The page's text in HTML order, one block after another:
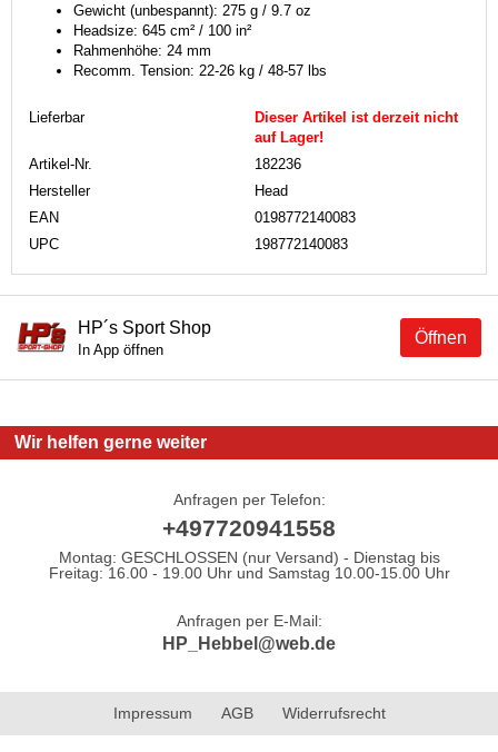
Gewicht (unbespannt): 275 g / 9.7 oz
Headsize: 645 cm² / 100 in²
Rahmenhöhe: 24 mm
Recomm. Tension: 22-26 kg / 48-57 lbs
Lieferbar
Dieser Artikel ist derzeit nicht
auf Lager!
Artikel-Nr.
182236
Hersteller
Head
EAN
0198772140083
UPC
198772140083
Öffnen
HP´s Sport Shop
In App öffnen
Wir helfen gerne weiter
Anfragen per Telefon:
+497720941558
Montag: GESCHLOSSEN (nur Versand) - Dienstag bis
Freitag: 16.00 - 19.00 Uhr und Samstag 10.00-15.00 Uhr
Anfragen per E-Mail:
HP_Hebbel@web.de
Impressum AGB Widerrufsrecht